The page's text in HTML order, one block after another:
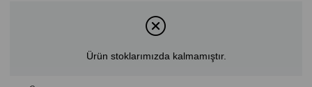
Ürün stoklarımızda kalmamıştır.